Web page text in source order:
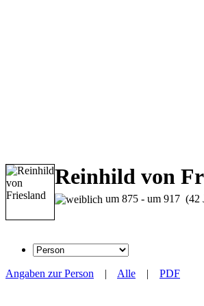
Reinhild von
um 875 - um 917 (42
Angaben zur Person | Alle | PDF